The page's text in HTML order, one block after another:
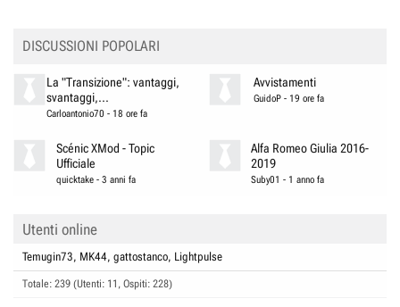
DISCUSSIONI POPOLARI
La "Transizione": vantaggi,
svantaggi,...
Carloantonio70 - 18 ore fa
Avvistamenti
GuidoP - 19 ore fa
Scénic XMod - Topic
Ufficiale
quicktake -3 anni fa
Alfa Romeo Giulia 2016-
2019
Suby01 - 1 anno fa
Utenti online
Temugin73 MK44 gattostanco Lightpulse
Totale: 239 (Utenti: 11, Ospiti: 228)